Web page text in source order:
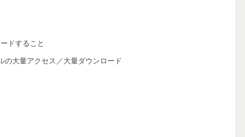
ドすること
の大量アクセス／大量ダウンロード